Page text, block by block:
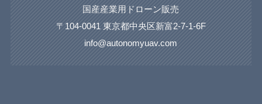
国産産業用ドローン販売
〒104-0041 東京都中央区新富2-7-1-6F
info@autonomyuav.com